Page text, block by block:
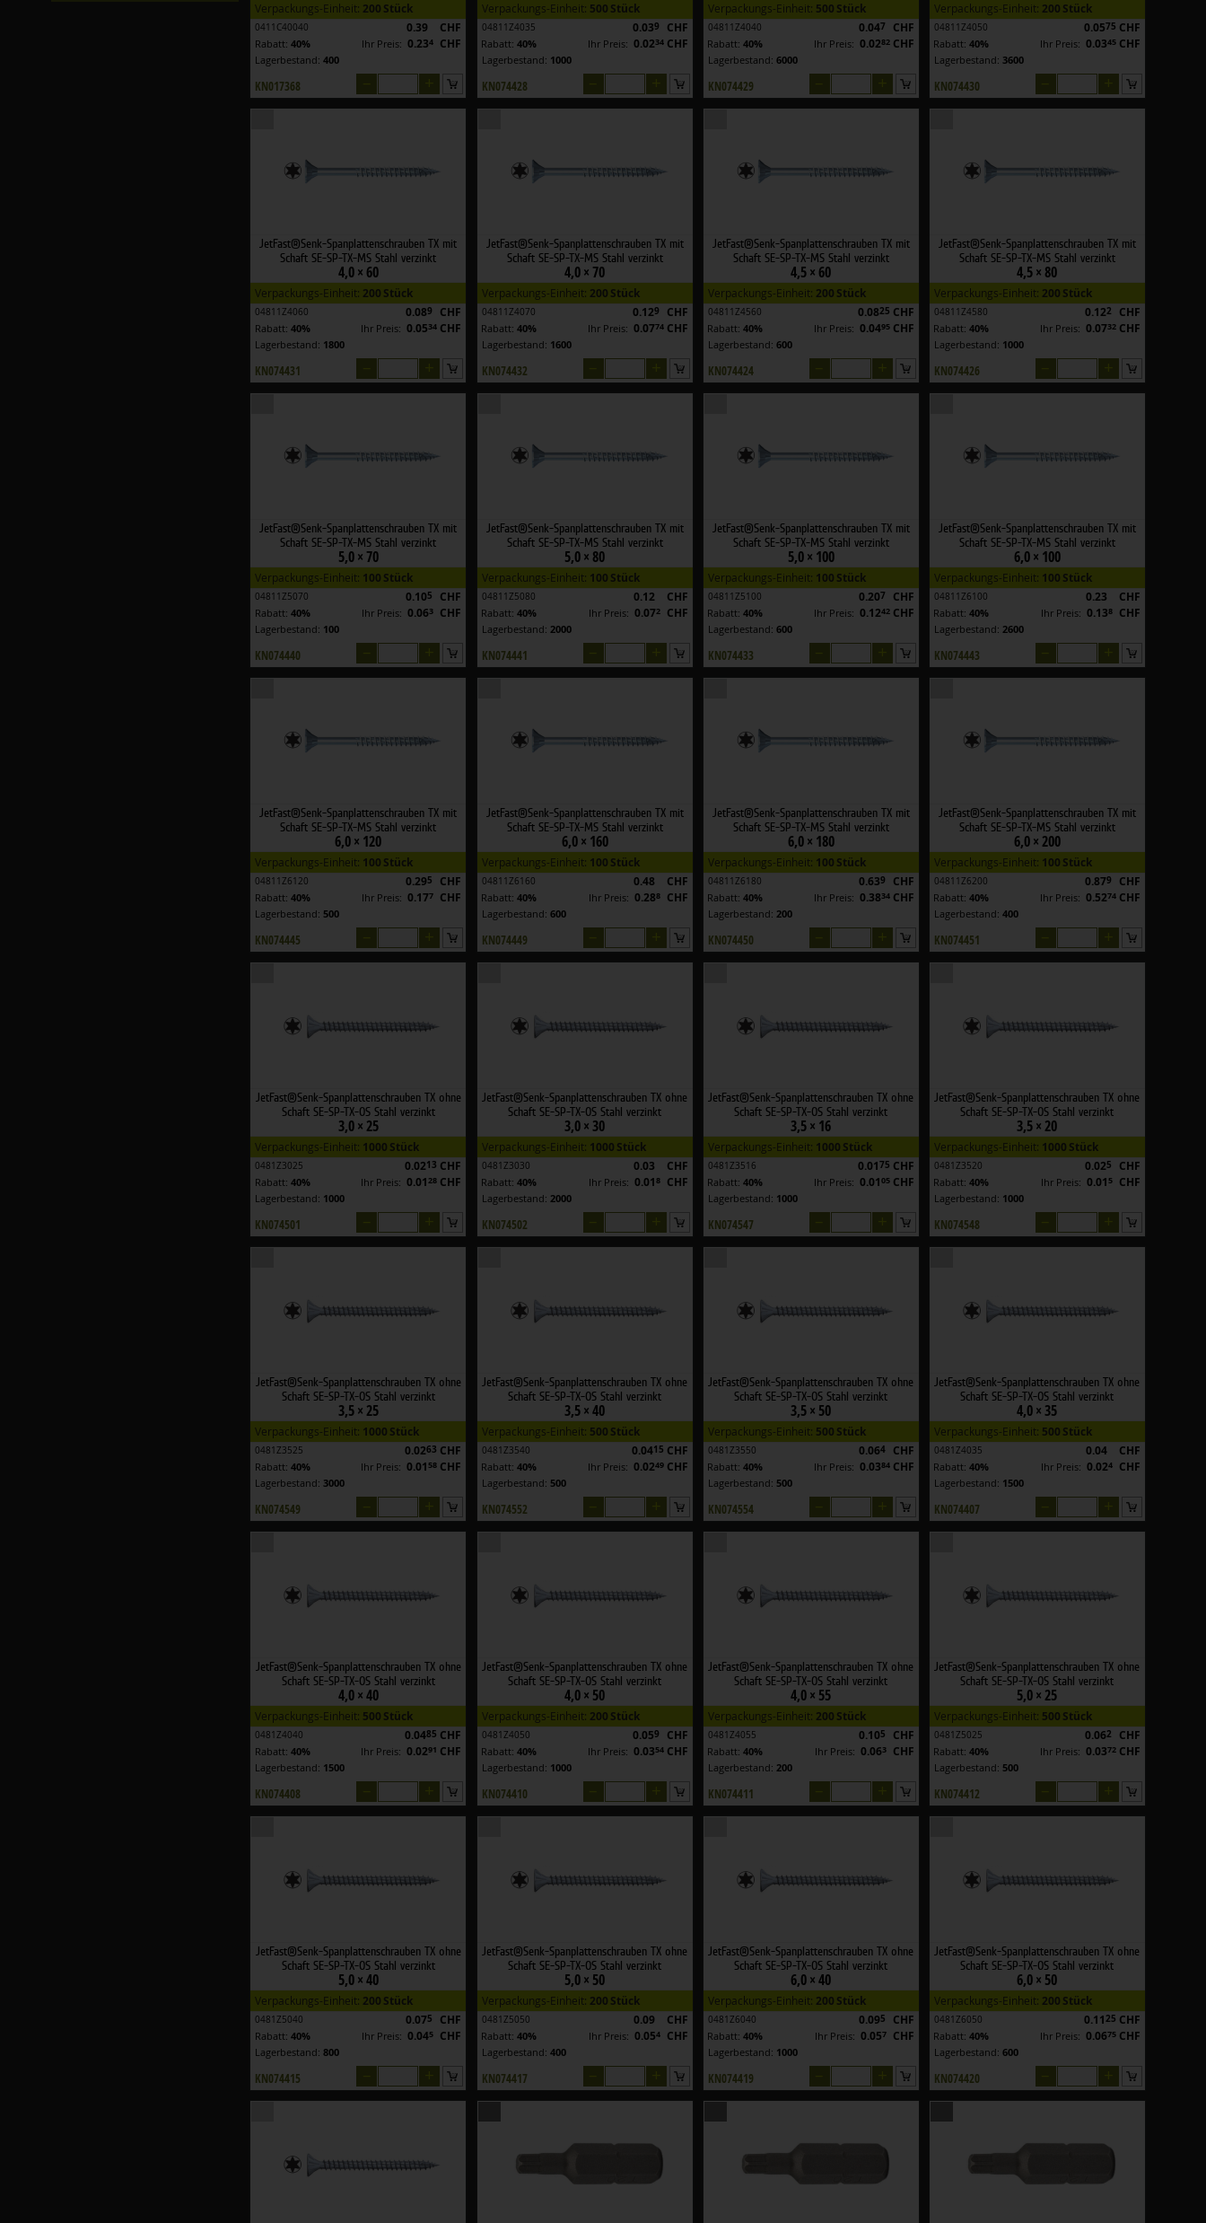
Verpackungs-Einheit: 200 Stück
0411C40040 0.39 CHF
Rabatt: 40% Ihr Preis: 0.234 CHF
Lagerbestand:400
KN017368
Verpackungs-Einheit: 500 Stück
04811Z4035 0.039 CHF
Rabatt: 40% Ihr Preis: 0.0234CHF
Lagerbestand: 1000
KN074428
Verpackungs-Einheit: 500 Stück
04811Z4040 0.047 CHF
Rabatt: 40% Ihr Preis: 0.0282CHF
Lagerbestand: 6000
KN074429
Verpackungs-Einheit: 200 Stück
04811Z4050 0.0575 CHF
Rabatt: 40% Ihr Preis: 0.0345CHF
Lagerbestand: 3600
KN074430
JetFast®Senk-Spanplattenschrauben TX mit
Schaft SE-SP-TX-MS Stahl verzinkt
4,0 × 60
Verpackungs-Einheit: 200 Stück
04811Z4060 0.089 CHF
Rabatt: 40% Ihr Preis: 0.0534 CHF
Lagerbestand: 1800
KN074431
JetFast®Senk-Spanplattenschrauben TX mit
Schaft SE-SP-TX-MS Stahl verzinkt
4,0 × 70
Verpackungs-Einheit: 200 Stück
04811Z4070 0.129 CHF
Rabatt: 40% Ihr Preis: 0.0774CHF
Lagerbestand: 1600
KN074432
JetFast®Senk-Spanplattenschrauben TX mit
Schaft SE-SP-TX-MS Stahl verzinkt
4,5 × 60
Verpackungs-Einheit: 200 Stück
04811Z4560 0.0825 CHF
Rabatt: 40% Ihr Preis: 0.0495CHF
Lagerbestand: 600
KN074424
JetFast®Senk-Spanplattenschrauben TX mit
Schaft SE-SP-TX-MS Stahl verzinkt
4,5 × 80
Verpackungs-Einheit: 200 Stück
04811Z4580 0.122 CHF
Rabatt: 40% Ihr Preis: 0.0732CHF
Lagerbestand: 1000
KN074426
JetFast®Senk-Spanplattenschrauben TX mit
Schaft SE-SP-TX-MS Stahl verzinkt
5,0 × 70
Verpackungs-Einheit: 100 Stück
04811Z5070 0.105 CHF
Rabatt: 40% Ihr Preis: 0.063 CHF
Lagerbestand: 100
KN074440
JetFast®Senk-Spanplattenschrauben TX mit
Schaft SE-SP-TX-MS Stahl verzinkt
5,0 × 80
Verpackungs-Einheit: 100 Stück
04811Z5080 0.12 CHF
Rabatt: 40% Ihr Preis: 0.072 CHF
Lagerbestand: 2000
KN074441
JetFast®Senk-Spanplattenschrauben TX mit
Schaft SE-SP-TX-MS Stahl verzinkt
5,0 × 100
Verpackungs-Einheit: 100 Stück
04811Z5100 0.207 CHF
Rabatt: 40% Ihr Preis: 0.1242CHF
Lagerbestand: 600
KN074433
JetFast®Senk-Spanplattenschrauben TX mit
Schaft SE-SP-TX-MS Stahl verzinkt
6,0 × 100
Verpackungs-Einheit: 100 Stück
04811Z6100 0.23 CHF
Rabatt: 40% Ihr Preis: 0.138 CHF
Lagerbestand: 2600
KN074443
JetFast®Senk-Spanplattenschrauben TX mit
Schaft SE-SP-TX-MS Stahl verzinkt
6,0 × 120
Verpackungs-Einheit: 100 Stück
04811Z6120 0.295 CHF
Rabatt: 40% Ihr Preis: 0.177 CHF
Lagerbestand: 500
KN074445
JetFast®Senk-Spanplattenschrauben TX mit
Schaft SE-SP-TX-MS Stahl verzinkt
6,0 × 160
Verpackungs-Einheit: 100 Stück
04811Z6160 0.48 CHF
Rabatt: 40% Ihr Preis: 0.288 CHF
Lagerbestand: 600
KN074449
JetFast®Senk-Spanplattenschrauben TX mit
Schaft SE-SP-TX-MS Stahl verzinkt
6,0 × 180
Verpackungs-Einheit: 100 Stück
04811Z6180 0.639 CHF
Rabatt: 40% Ihr Preis: 0.3834CHF
Lagerbestand: 200
KN074450
JetFast®Senk-Spanplattenschrauben TX mit
Schaft SE-SP-TX-MS Stahl verzinkt
6,0 × 200
Verpackungs-Einheit: 100 Stück
04811Z6200 0.879 CHF
Rabatt: 40% Ihr Preis: 0.5274CHF
Lagerbestand: 400
KN074451
JetFast®Senk-Spanplattenschrauben TX ohne
Schaft SE-SP-TX-OS Stahl verzinkt
3,0 × 25
Verpackungs-Einheit: 1000 Stück
0481Z3025 0.0213 CHF
Rabatt: 40% Ihr Preis: 0.0128 CHF
Lagerbestand: 1000
KN074501
JetFast®Senk-Spanplattenschrauben TX ohne
Schaft SE-SP-TX-OS Stahl verzinkt
3,0 × 30
Verpackungs-Einheit: 1000 Stück
0481Z3030 0.03 CHF
Rabatt: 40% Ihr Preis: 0.018 CHF
Lagerbestand: 2000
KN074502
JetFast®Senk-Spanplattenschrauben TX ohne
Schaft SE-SP-TX-OS Stahl verzinkt
3,5 × 16
Verpackungs-Einheit: 1000 Stück
0481Z3516 0.0175 CHF
Rabatt: 40% Ihr Preis: 0.0105CHF
Lagerbestand: 1000
KN074547
JetFast®Senk-Spanplattenschrauben TX ohne
Schaft SE-SP-TX-OS Stahl verzinkt
3,5 × 20
Verpackungs-Einheit: 1000 Stück
0481Z3520 0.025 CHF
Rabatt: 40% Ihr Preis: 0.01 5 CHF
Lagerbestand: 1000
KN074548
JetFast®Senk-Spanplattenschrauben TX ohne
Schaft SE-SP-TX-OS Stahl verzinkt
3,5 × 25
Verpackungs-Einheit: 1000 Stück
0481Z3525 0.0263 CHF
Rabatt: 40% Ihr Preis: 0.01 58 CHF
Lagerbestand: 3000
KN074549
JetFast®Senk-Spanplattenschrauben TX ohne
Schaft SE-SP-TX-OS Stahl verzinkt
3,5 × 40
Verpackungs-Einheit: 500 Stück
0481Z3540 0.0415 CHF
Rabatt: 40% Ihr Preis: 0.0249CHF
Lagerbestand: 500
KN074552
JetFast®Senk-Spanplattenschrauben TX ohne
Schaft SE-SP-TX-OS Stahl verzinkt
3,5 × 50
Verpackungs-Einheit: 500 Stück
0481Z3550 0.064 CHF
Rabatt: 40% Ihr Preis: 0.0384CHF
Lagerbestand: 500
KN074554
JetFast®Senk-Spanplattenschrauben TX ohne
Schaft SE-SP-TX-OS Stahl verzinkt
4,0 × 35
Verpackungs-Einheit: 500 Stück
0481Z4035 0.04 CHF
Rabatt: 40% Ihr Preis: 0.024 CHF
Lagerbestand: 1500
KN074407
JetFast®Senk-Spanplattenschrauben TX ohne
Schaft SE-SP-TX-OS Stahl verzinkt
4,0 × 40
Verpackungs-Einheit: 500 Stück
0481Z4040 0.0485 CHF
Rabatt: 40% Ihr Preis: 0.0291 CHF
Lagerbestand: 1500
KN074408
JetFast®Senk-Spanplattenschrauben TX ohne
Schaft SE-SP-TX-OS Stahl verzinkt
4,0 × 50
Verpackungs-Einheit: 200 Stück
0481Z4050 0.059 CHF
Rabatt: 40% Ihr Preis: 0.0354CHF
Lagerbestand: 1000
KN074410
JetFast®Senk-Spanplattenschrauben TX ohne
Schaft SE-SP-TX-OS Stahl verzinkt
4,0 × 55
Verpackungs-Einheit: 200 Stück
0481Z4055 0.105 CHF
Rabatt: 40% Ihr Preis: 0.063 CHF
Lagerbestand: 200
KN074411
JetFast®Senk-Spanplattenschrauben TX ohne
Schaft SE-SP-TX-OS Stahl verzinkt
5,0 × 25
Verpackungs-Einheit: 500 Stück
0481Z5025 0.062 CHF
Rabatt: 40% Ihr Preis: 0.0372CHF
Lagerbestand: 500
KN074412
JetFast®Senk-Spanplattenschrauben TX ohne
Schaft SE-SP-TX-OS Stahl verzinkt
5,0 × 40
Verpackungs-Einheit: 200 Stück
0481Z5040 0.075 CHF
Rabatt: 40% Ihr Preis: 0.045 CHF
Lagerbestand:800
KN074415
JetFast®Senk-Spanplattenschrauben TX ohne
Schaft SE-SP-TX-OS Stahl verzinkt
5,0 × 50
Verpackungs-Einheit: 200 Stück
0481Z5050 0.09 CHF
Rabatt: 40% Ihr Preis: 0.054 CHF
Lagerbestand: 400
KN074417
JetFast®Senk-Spanplattenschrauben TX ohne
Schaft SE-SP-TX-OS Stahl verzinkt
6,0 × 40
Verpackungs-Einheit: 200 Stück
0481Z6040 0.095 CHF
Rabatt: 40% Ihr Preis: 0.057 CHF
Lagerbestand: 1000
KN074419
JetFast®Senk-Spanplattenschrauben TX ohne
Schaft SE-SP-TX-OS Stahl verzinkt
6,0 × 50
Verpackungs-Einheit: 200 Stück
0481Z6050 0.1125 CHF
Rabatt: 40% Ihr Preis: 0.0675CHF
Lagerbestand: 600
KN074420